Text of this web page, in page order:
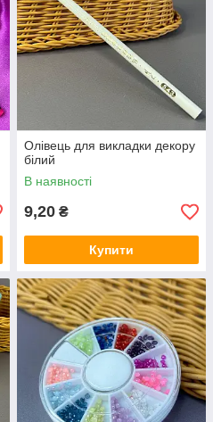
Олівець для викладки декору
білий
В наявності
9,20 ₴
Купити